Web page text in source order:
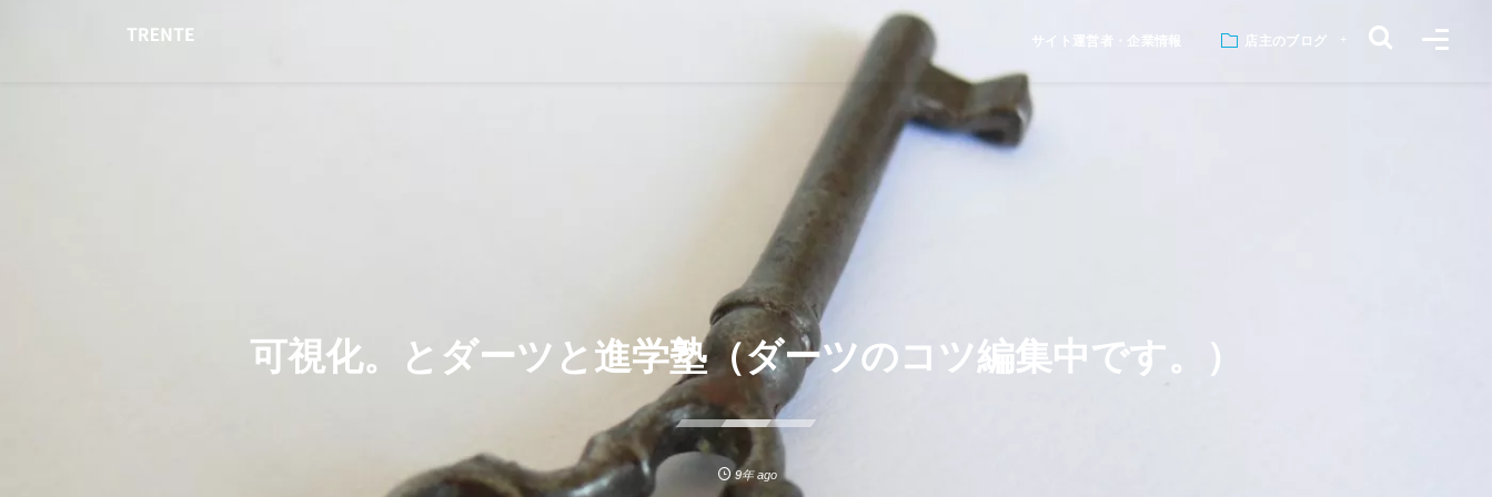
サイト運営者・企業情報 店主のブログ
可視化。とダーツと進学塾（ダーツのコツ編集中です。）
9年 ago